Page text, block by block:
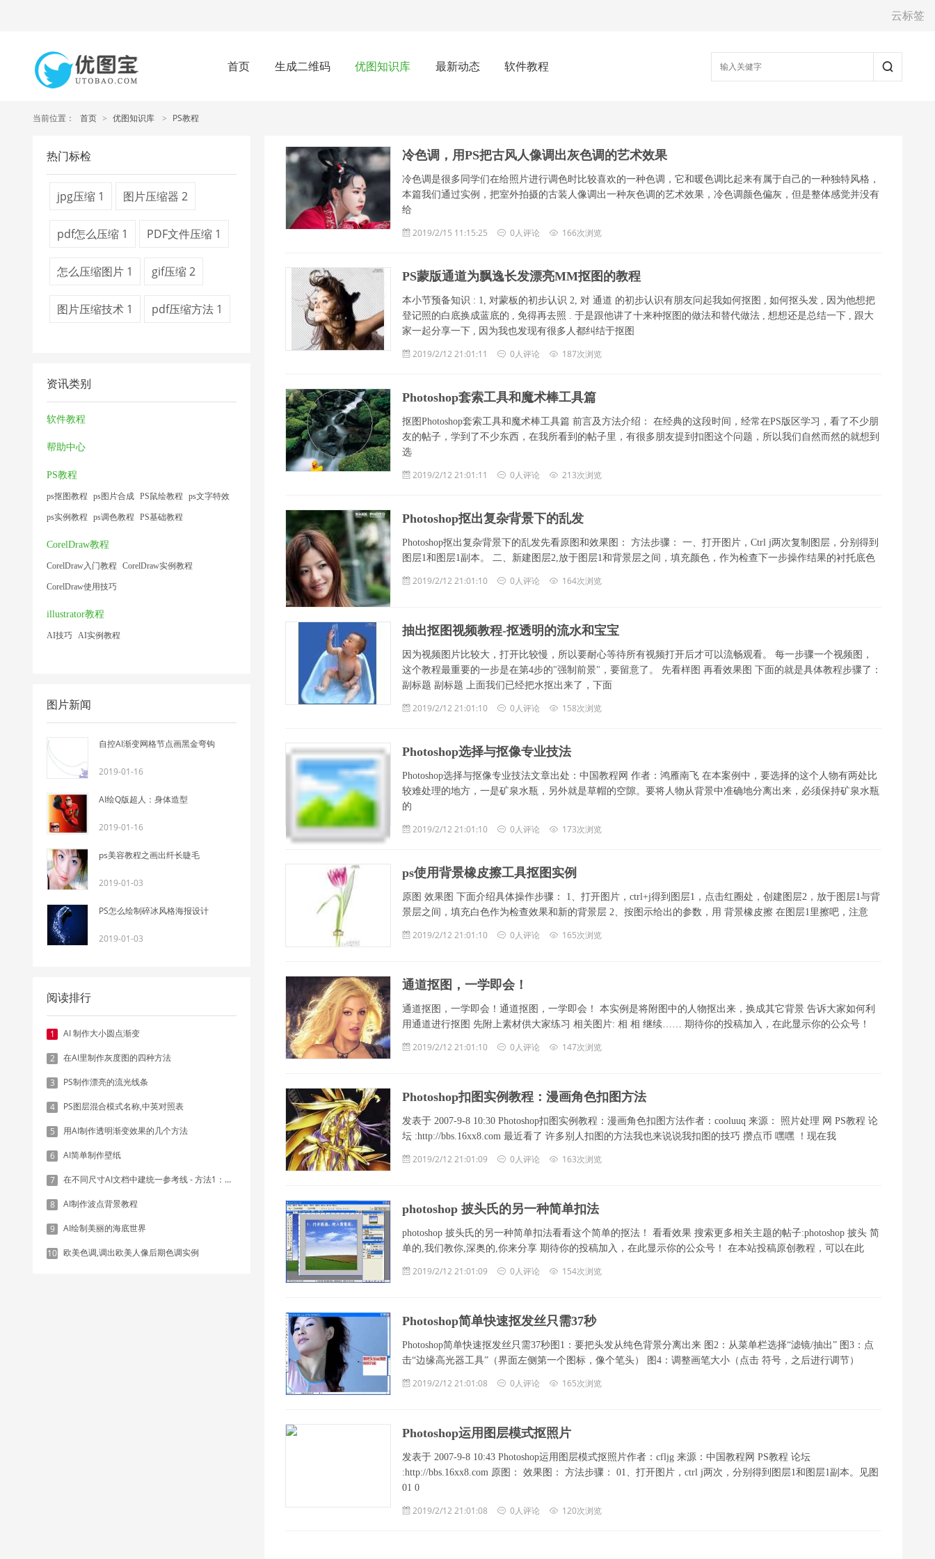
云标签
首页 生成二维码 优图知识库 最新动态 软件教程
当前位置： 首页 > 优图知识库 > PS教程
热门标检
jpg压缩 1 图片压缩器 2
pdf怎么压缩 1 PDF文件压缩 1
怎么压缩图片 1 gif压缩2
图片压缩技术 1 pdf压缩方法 1
资讯类别
软件教程
帮助中心
PS教程
ps抠图教程 ps图片合成 PS鼠绘教程 ps文字特效
ps实例教程 ps调色教程 PS基础教程
CorelDraw教程
CorelDraw入门教程 CorelDraw实例教程
CorelDraw使用技巧
illustrator教程
AI技巧 AI实例教程
图片新闻
自控AI渐变网格节点画黑金弯钩
2019-01-16
AI绘Q版超人：身体造型
2019-01-16
ps美容教程之画出纤长睫毛
2019-01-03
PS怎么绘制碎冰风格海报设计
2019-01-03
阅读排行
1 AI 制作大小圆点渐变
2 在AI里制作灰度图的四种方法
3 PS制作漂亮的流光线条
4 PS图层混合模式名称,中英对照表
5 用AI制作透明渐变效果的几个方法
6 AI简单制作壁纸
7 在不同尺寸AI文档中建统一参考线 - 方法1：对齐和分布
8 AI制作波点背景教程
9 AI绘制美丽的海底世界
10 欧美色调,调出欧美人像后期色调实例
冷色调，用PS把古风人像调出灰色调的艺术效果
冷色调是很多同学们在给照片进行调色时比较喜欢的一种色调，它和暖色调比起来有属于自己的一种独特风格，
本篇我们通过实例，把室外拍摄的古装人像调出一种灰色调的艺术效果，冷色调颜色偏灰，但是整体感觉并没有
给
2019/2/15 11:15:25 0人评论 166次浏览
PS蒙版通道为飘逸长发漂亮MM抠图的教程
本小节预备知识 : 1, 对蒙板的初步认识 2, 对 通道 的初步认识有朋友问起我如何抠图 , 如何抠头发 , 因为他想把
登记照的白底换成蓝底的 , 免得再去照 . 于是跟他讲了十来种抠图的做法和替代做法 , 想想还是总结一下 , 跟大
家一起分享一下 , 因为我也发现有很多人都纠结于抠图
2019/2/12 21:01:11 0人评论 187次浏览
Photoshop套索工具和魔术棒工具篇
抠图Photoshop套索工具和魔术棒工具篇 前言及方法介绍： 在经典的这段时间，经常在PS版区学习，看了不少朋
友的帖子，学到了不少东西，在我所看到的帖子里，有很多朋友提到扣图这个问题，所以我们自然而然的就想到
选
2019/2/12 21:01:11 0人评论 213次浏览
Photoshop抠出复杂背景下的乱发
Photoshop抠出复杂背景下的乱发先看原图和效果图： 方法步骤： 一、打开图片，Ctrl j两次复制图层，分别得到
图层1和图层1副本。 二、新建图层2,放于图层1和背景层之间，填充颜色，作为检查下一步操作结果的衬托底色
2019/2/12 21:01:10 0人评论 164次浏览
抽出抠图视频教程-抠透明的流水和宝宝
因为视频图片比较大，打开比较慢，所以要耐心等待所有视频打开后才可以流畅观看。 每一步骤一个视频图，
这个教程最重要的一步是在第4步的"强制前景"，要留意了。 先看样图 再看效果图 下面的就是具体教程步骤了：
副标题 副标题 上面我们已经把水抠出来了，下面
2019/2/12 21:01:10 0人评论 158次浏览
Photoshop选择与抠像专业技法
Photoshop选择与抠像专业技法文章出处：中国教程网 作者：鸿雁南飞 在本案例中，要选择的这个人物有两处比
较难处理的地方，一是矿泉水瓶，另外就是草帽的空隙。要将人物从背景中准确地分离出来，必须保持矿泉水瓶
的
2019/2/12 21:01:10 0人评论 173次浏览
ps使用背景橡皮擦工具抠图实例
原图 效果图 下面介绍具体操作步骤： 1、打开图片，ctrl+j得到图层1，点击红圈处，创建图层2，放于图层1与背
景层之间，填充白色作为检查效果和新的背景层 2、按图示给出的参数，用 背景橡皮擦 在图层1里擦吧，注意
2019/2/12 21:01:10 0人评论 165次浏览
通道抠图，一学即会！
通道抠图，一学即会！通道抠图，一学即会！ 本实例是将附图中的人物抠出来，换成其它背景 告诉大家如何利
用通道进行抠图 先附上素材供大家练习 相关图片: 相 相 继续…… 期待你的投稿加入，在此显示你的公众号！
2019/2/12 21:01:10 0人评论 147次浏览
Photoshop扣图实例教程：漫画角色扣图方法
发表于 2007-9-8 10:30 Photoshop扣图实例教程：漫画角色扣图方法作者：cooluuq 来源： 照片处理 网 PS教程 论
坛 :http://bbs.16xx8.com 最近看了 许多别人扣图的方法我也来说说我扣图的技巧 攒点币 嘿嘿 ！现在我
2019/2/12 21:01:09 0人评论 163次浏览
photoshop 披头氏的另一种简单扣法
photoshop 披头氏的另一种简单扣法看看这个简单的抠法！ 看看效果 搜索更多相关主题的帖子:photoshop 披头 简
单的,我们教你,深奥的,你来分享 期待你的投稿加入，在此显示你的公众号！ 在本站投稿原创教程，可以在此
2019/2/12 21:01:09 0人评论 154次浏览
Photoshop简单快速抠发丝只需37秒
Photoshop简单快速抠发丝只需37秒图1：要把头发从纯色背景分离出来 图2：从菜单栏选择“滤镜/抽出” 图3：点
击“边缘高光器工具”（界面左侧第一个图标，像个笔头） 图4：调整画笔大小（点击 符号，之后进行调节）
2019/2/12 21:01:08 0人评论 165次浏览
Photoshop运用图层模式抠照片
发表于 2007-9-8 10:43 Photoshop运用图层模式抠照片作者：cfljg 来源：中国教程网 PS教程 论坛
:http://bbs.16xx8.com 原图： 效果图： 方法步骤： 01、打开图片，ctrl j两次，分别得到图层1和图层1副本。见图
01 0
2019/2/12 21:01:08 0人评论 120次浏览